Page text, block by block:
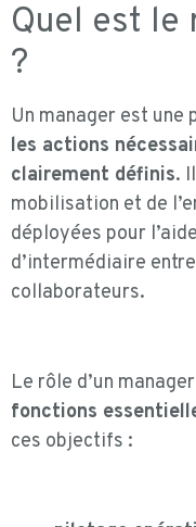
Quel est le
?
Un manager est une
les actions
clairement définis.
mobilisation et de
déployées pour
d’intermédiaire
collaborateurs.
Le rôle d’un
fonctions
ces objectifs :